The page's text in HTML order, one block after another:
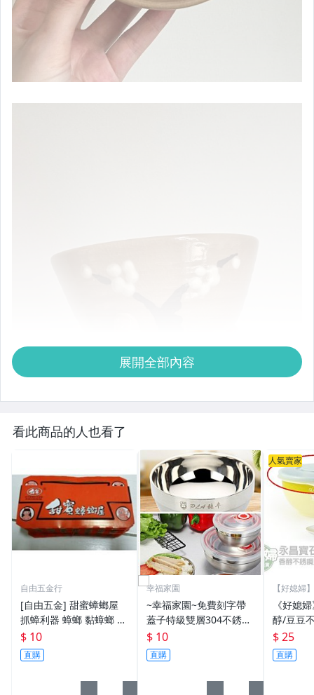
展開全部內容
看此商品的人也看了
自由五金行
[自由五金] 甜蜜蟑螂屋
抓蟑利器 蟑螂 黏蟑螂 可
刷卡
$ 10
直購
幸福家園
~幸福家園~免費刻字帶
蓋子特級雙層304不銹鋼
碗~飯碗~湯碗~加厚兒童
碗~學校公司幼兒園~多
種尺寸價錢不同請看商品
$ 10
直購
人氣賣家
【好媳婦
《好媳
醇/豆豆
碗的PE
E上蓋的
$ 25
直購